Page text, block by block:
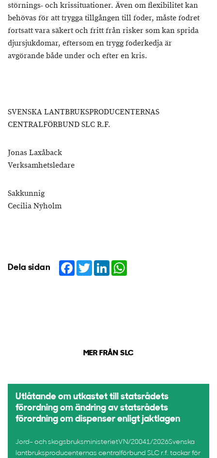
störnings- och krissituationer. Även om flexibilitet kan
behövas för att trygga tillgången till foder, måste fodret
fortsatt vara säkert och fritt från risker som kan sprida
djursjukdomar, eftersom en trygg foderkedja är
avgörande både under och efter en kris.
SVENSKA LANTBRUKSPRODUCENTERNAS
CENTRALFÖRBUND SLC R.F.
Jonas Laxåback
Verksamhetsledare
Sakkunnig
Cecilia Nyholm
Dela sidan Facebook
TwitterLinkedIn
MER FRÅN SLC
Utlåtande om utkastet till statsrådets
förordning om ändring av statsrådets
förordning om dispenser enligt jaktlagen
Jord- och skogsbruksministerietVN/20041/2026Svenska
lantbruksproducenternas centralförbund SLC r.f. tackar för